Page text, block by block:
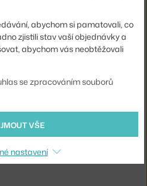
osvětlení
Závesná lampa Utzon, steel blue
toUtzon Pendant Lamp, steel blue
abychom si pamatovali, co
zjistili stav vaší objednávky a
abychom vás neobtěžovali
se zpracováním souborů
VŠE
nastavení